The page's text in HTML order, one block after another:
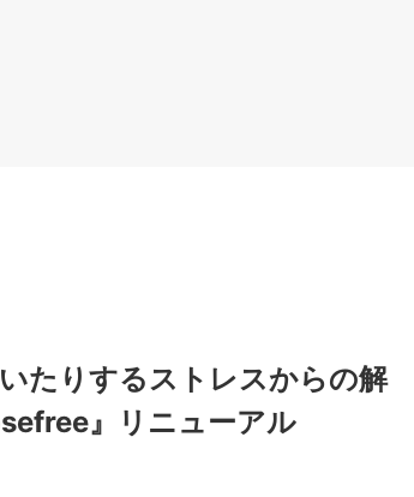
たりするストレスからの解
』リニューアル